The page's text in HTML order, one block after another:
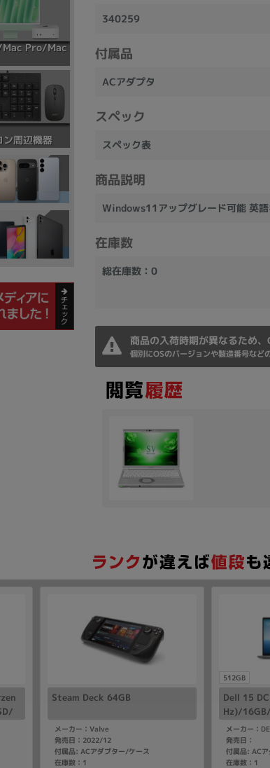
340259
付属品
ACアダプタ
スペック
スペック表
商品説明
Windows11アップグレード可能 英語
在庫数
総在庫数：0
商品の入荷時期が異なるため
個別にOSのバージョンや製造番号など
Pro/Mac
ン周辺機器
Steam Deck 64GB
メーカー：Valve
発売日：2022/12
付属品: ACアダプター/ケース
在庫数：1
512GB
Dell 15
Hz)/
ome】
メーカー：
発売日：
付属品: ACア
在庫数：1